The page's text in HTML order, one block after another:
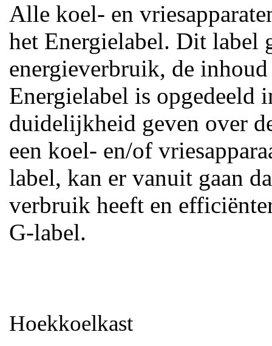
Alle koel- en
het Energielabel. Dit label
energieverbruik, de
Energielabel is opgedeeld
duidelijkheid geven over
een koel- en/of
label, kan er vanuit gaan
verbruik heeft en
G-label.
Hoekkoelkast